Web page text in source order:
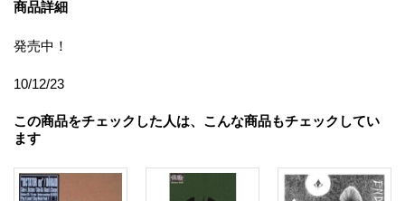
商品詳細
発売中！
10/12/23
この商品をチェックした人は、こんな商品もチェックしてい
ます